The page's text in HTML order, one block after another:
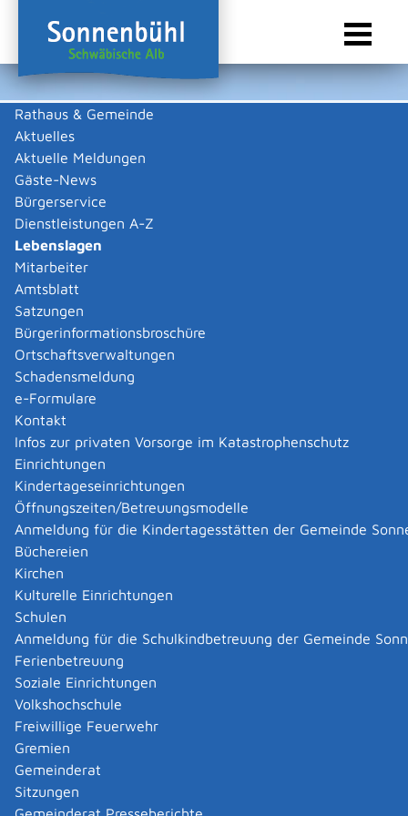
Rathaus & Gemeinde
Aktuelles
Aktuelle Meldungen
Gäste-News
Bürgerservice
Dienstleistungen A-Z
Lebenslagen
Mitarbeiter
Amtsblatt
Satzungen
Bürgerinformationsbroschüre
Ortschaftsverwaltungen
Schadensmeldung
e-Formulare
Kontakt
Infos zur privaten Vorsorge im Katastrophenschutz
Einrichtungen
Kindertageseinrichtungen
Öffnungszeiten/Betreuungsmodelle
Anmeldung für die Kindertagesstätten der Gemeinde
Büchereien
Kirchen
Kulturelle Einrichtungen
Schulen
Anmeldung für die Schulkindbetreuung der Gemeinde
Ferienbetreuung
Soziale Einrichtungen
Volkshochschule
Freiwillige Feuerwehr
Gremien
Gemeinderat
Sitzungen
Sie sind hier:
Studium / Soziale Fragen
Lebenslagen
Jobvermittlung
Studierende können neben dem Studium eine
Beschäftigung ausüben.
Sollten Sie aus finanziellen Gründen eine
Nebentätigkeit in Betracht ziehen, achten Sie darauf,
dass diese Ihr Studium nicht beeinträchtigt.
Einzelne Studierendenwerke in Baden-Württemberg
bieten eine eigene Jobvermittlung an, die sowohl von
immatrikulierten Studierenden als auch von
Arbeitgebern kostenlos genutzt werden kann.
Sozialversicherungsrechtliche Aspekte
Die Erwerbstätigkeit Studierender ist im Rahmen der
gesetzlichen Bestimmungen
sozialversicherungspflichtig. Ob die Voraussetzungen
für eine Versicherungspflicht in der Sozialversicherung
bestehen, muss von Ihren Arbeitgebern geprüft werden.
Deshalb müssen Sie alle dazu notwendigen Angaben
machen.
Hinweis: Für Studierende, die BAföG erhalten, ist
wichtig, dass der Verdienst aus Ferien- und Nebenjobs
während des Bewilligungszeitraumes den gesetzlich
vorgesehenen Freibetrag nicht überschreitet. Bitte
erkundiegen Sie sich über die jeweils aktuelle Höhe.
Zum regelmäßigen Arbeitsverdienst zählen auch